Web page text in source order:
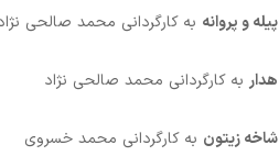
پیله و پروانه به کارگردانی محمد صالحی
هدار به کارگردانی محمد صالحی نژاد
شاخه زیتون به کارگردانی محمد خسروی